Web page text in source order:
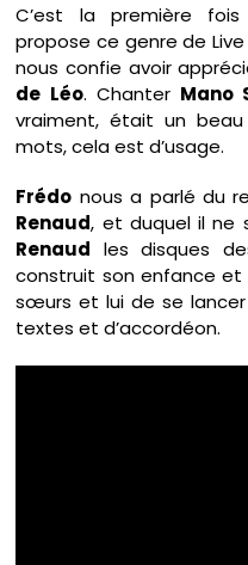
C’est la première
propose ce genre de
nous confie avoir
de Léo. Chanter Mano
vraiment, était un
mots, cela est d’usage.
Frédo nous a parlé du
Renaud, et duquel il ne
Renaud les disques
construit son enfance
sœurs et lui de se
textes et d’accordéon.